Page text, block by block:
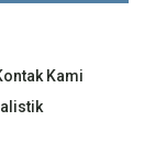
Kami